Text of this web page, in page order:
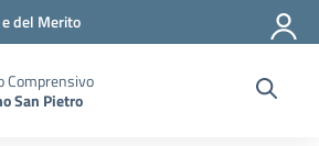
del Merito
Comprensivo
San Pietro